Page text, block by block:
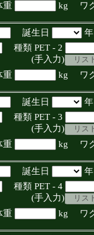
kg ワ
誕生日
種類 PET - 2
力)
kg ワ
誕生日
種類 PET - 3
力)
kg ワ
誕生日
種類 PET - 4
力)
kg ワ